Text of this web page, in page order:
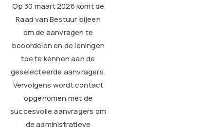
Op 30 maart 2026 komt de
Raad van Bestuur bijeen
om de aanvragen te
beoordelen en de leningen
toe te kennen aan de
geselecteerde aanvragers.
Vervolgens wordt contact
opgenomen met de
succesvolle aanvragers om
de administratieve